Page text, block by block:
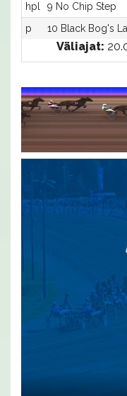
hpl
9 No Chip Step
p
10 Black Bog's
Väliajat: